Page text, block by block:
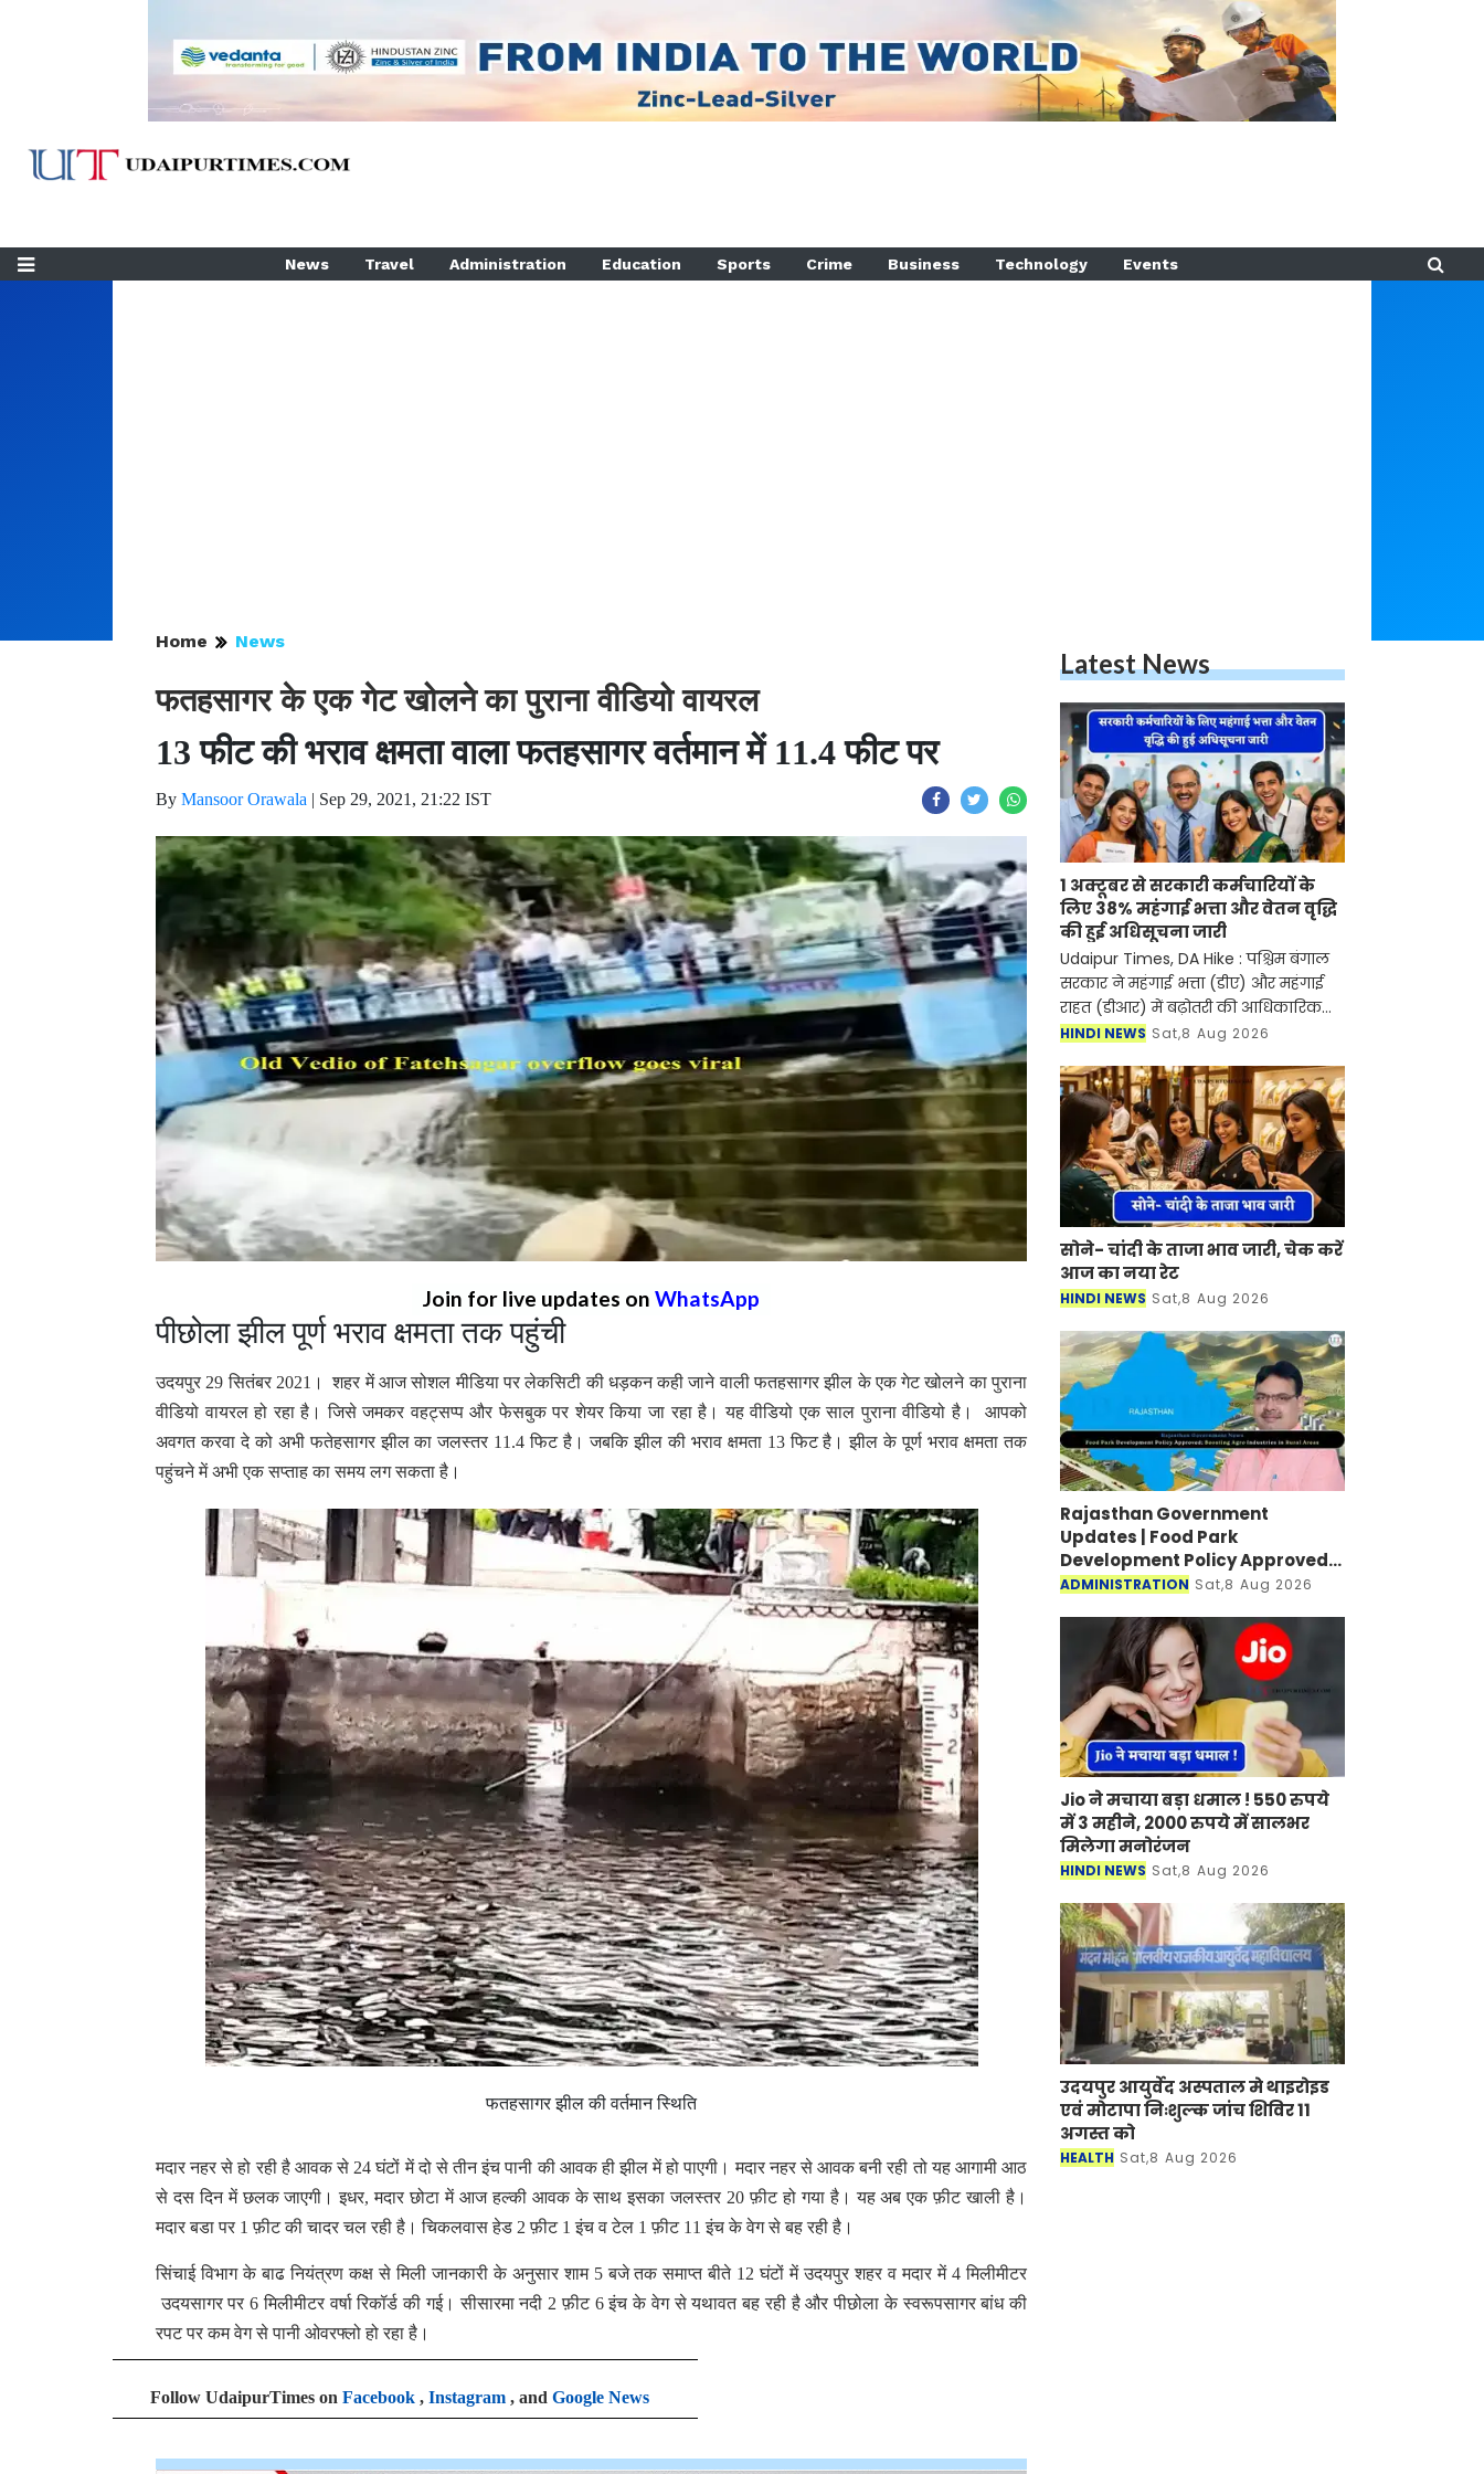
News Travel Administration Education Sports Crime Business Technology Events
Home News
फतहसागर के एक गेट खोलने का पुराना वीडियो वायरल
13 फीट की भराव क्षमता वाला फतहसागर वर्तमान में 11.4 फीट पर
By Mansoor Orawala | Sep 29, 2021, 21:22 IST
Join for live updates on WhatsApp
पीछोला झील पूर्ण भराव क्षमता तक पहुंची
उदयपुर 29 सितंबर 2021। शहर में आज सोशल मीडिया पर लेकसिटी की धड़कन कही जाने वाली फतहसागर झील के एक गेट खोलने का पुराना
वीडियो वायरल हो रहा है। जिसे जमकर वहट्सप्प और फेसबुक पर शेयर किया जा रहा है। यह वीडियो एक साल पुराना वीडियो है। आपको
अवगत करवा दे को अभी फतेहसागर झील का जलस्तर 11.4 फिट है। जबकि झील की भराव क्षमता 13 फिट है। झील के पूर्ण भराव क्षमता तक
पहुंचने में अभी एक सप्ताह का समय लग सकता है।
फतहसागर झील की वर्तमान स्थिति
मदार नहर से हो रही है आवक से 24 घंटों में दो से तीन इंच पानी की आवक ही झील में हो पाएगी। मदार नहर से आवक बनी रही तो यह आगामी आठ
से दस दिन में छलक जाएगी। इधर, मदार छोटा में आज हल्की आवक के साथ इसका जलस्तर 20 फ़ीट हो गया है। यह अब एक फ़ीट खाली है।
मदार बडा पर 1 फ़ीट की चादर चल रही है। चिकलवास हेड 2 फ़ीट 1 इंच व टेल 1 फ़ीट 11 इंच के वेग से बह रही है।
सिंचाई विभाग के बाढ नियंत्रण कक्ष से मिली जानकारी के अनुसार शाम 5 बजे तक समाप्त बीते 12 घंटों में उदयपुर शहर व मदार में 4 मिलीमीटर
उदयसागर पर 6 मिलीमीटर वर्षा रिकॉर्ड की गई। सीसारमा नदी 2 फ़ीट 6 इंच के वेग से यथावत बह रही है और पीछोला के स्वरूपसागर बांध की
रपट पर कम वेग से पानी ओवरफ्लो हो रहा है।
Follow UdaipurTimes on Facebook , Instagram , and Google News
Latest News
1 अक्टूबर से सरकारी कर्मचारियों के
लिए 38% महंगाई भत्ता और वेतन वृद्धि
की हुई अधिसूचना जारी
Udaipur Times, DA Hike : पश्चिम बंगाल
सरकार ने महंगाई भत्ता (डीए) और महंगाई
राहत (डीआर) में बढ़ोतरी की आधिकारिक
अधिसूचना जारी कर 1 अक्टूबर से दोनों को
मुख्यमंत्री सु
HINDI NEWS Sat,8 Aug 2026
सोने- चांदी के ताजा भाव जारी, चेक करें
आज का नया रेट
HINDI NEWS Sat,8 Aug 2026
Rajasthan Government
Updates | Food Park
Development Policy Approved;
Boosting Agro Industries in
ADMINISTRATION Sat,8 Aug 2026
Jio ने मचाया बड़ा धमाल ! 550 रुपये
में 3 महीने, 2000 रुपये में सालभर
मिलेगा मनोरंजन
HINDI NEWS Sat,8 Aug 2026
उदयपुर आयुर्वेद अस्पताल मे थाइरोइड
एवं मोटापा निःशुल्क जांच शिविर 11
अगस्त को
HEALTH Sat,8 Aug 2026